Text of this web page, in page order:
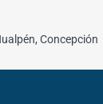
Concepción